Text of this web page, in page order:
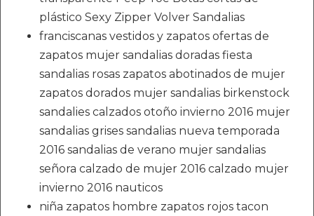
plástico Sexy Zipper Volver Sandalias
franciscanas vestidos y zapatos ofertas de
zapatos mujer sandalias doradas fiesta
sandalias rosas zapatos abotinados de mujer
zapatos dorados mujer sandalias birkenstock
sandalies calzados otoño invierno 2016 mujer
sandalias grises sandalias nueva temporada
2016 sandalias de verano mujer sandalias
señora calzado de mujer 2016 calzado mujer
invierno 2016 nauticos
niña zapatos hombre zapatos rojos tacon